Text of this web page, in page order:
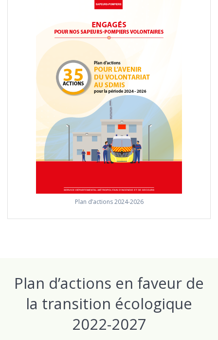
Plan d’actions 2024-2026
Plan d’actions en faveur de
la transition écologique
2022-2027